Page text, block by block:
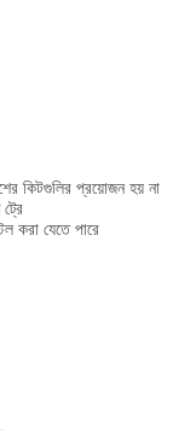
কিটগুলির প্রয়োজন হয় না
করা যেতে পারে